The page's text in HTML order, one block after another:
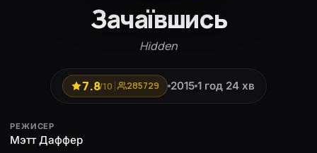
Зачаївшись
Hidden
7.8/10 285729 2015 1 год 24 хв
РЕЖИСЕР
Мэтт Даффер